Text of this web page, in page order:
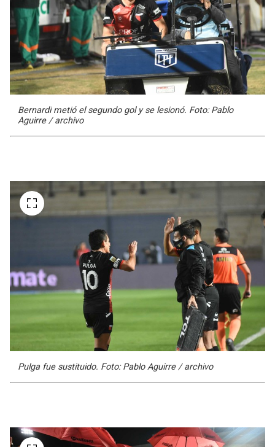
Bernardi metió el segundo gol y se lesionó. Foto: Pablo
Aguirre / archivo
Pulga fue sustituido. Foto: Pablo Aguirre / archivo